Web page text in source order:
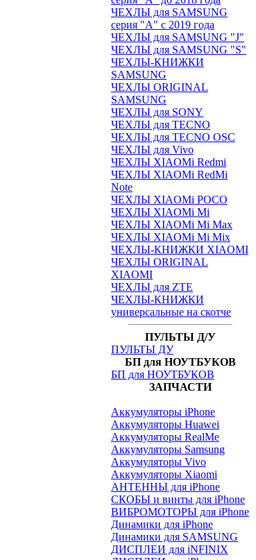
ЧЕХЛЫ для SAMSUNG
серия "A" с 2019 года
ЧЕХЛЫ для SAMSUNG "J"
ЧЕХЛЫ для SAMSUNG "S"
ЧЕХЛЫ-КНИЖКИ
SAMSUNG
ЧЕХЛЫ ORIGINAL
SAMSUNG
ЧЕХЛЫ для SONY
ЧЕХЛЫ для TECNO
ЧЕХЛЫ для TECNO OSC
ЧЕХЛЫ для Vivo
ЧЕХЛЫ XIAOMi Redmi
ЧЕХЛЫ XIAOMi RedMi
Note
ЧЕХЛЫ XIAOMi POCO
ЧЕХЛЫ XIAOMi Mi
ЧЕХЛЫ XIAOMi Mi Max
ЧЕХЛЫ XIAOMi Mi Mix
ЧЕХЛЫ-КНИЖКИ XIAOMI
ЧЕХЛЫ ORIGINAL
XIAOMI
ЧЕХЛЫ для ZTE
ЧЕХЛЫ-КНИЖКИ
универсальные на скотче
ПУЛЬТЫ Д/У
ПУЛЬТЫ ДУ
БП для НОУТБУКОВ
БП для НОУТБУКОВ
ЗАПЧАСТИ
Аккумуляторы iPhone
Аккумуляторы Huawei
Аккумуляторы RealMe
Аккумуляторы Samsung
Аккумуляторы Vivo
Аккумуляторы Xiaomi
АНТЕННЫ для iPhone
СКОБЫ и винты для iPhone
ВИБРОМОТОРЫ для iPhone
Динамики для iPhone
Динамики для SAMSUNG
ДИСПЛЕИ для iNFINIX